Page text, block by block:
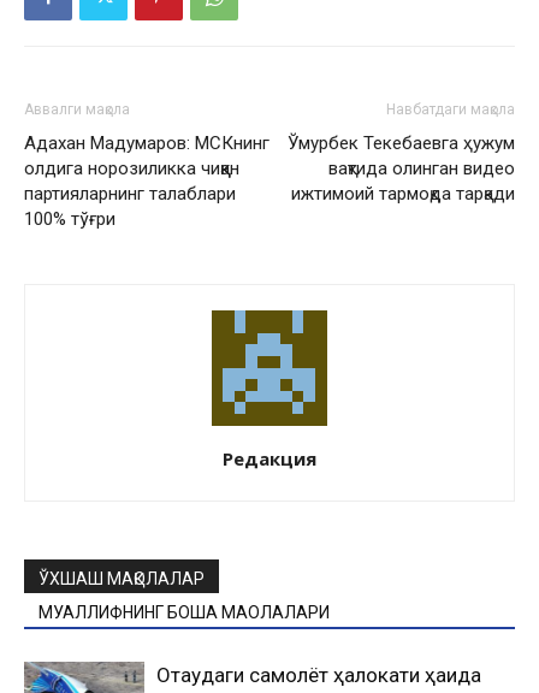
Аввалги мақола
Адахан Мадумаров: МСКнинг
олдига норозиликка чиққан
партияларнинг талаблари
100% тўғри
Навбатдаги мақола
Ўмурбек Текебаевга ҳужум
вақтида олинган видео
ижтимоий тармоқда тарқади
Редакция
ЎХШАШ МАҚОЛАЛАР
МУАЛЛИФНИНГ БОШҚА МАҚОЛАЛАРИ
Оқтаудаги самолёт ҳалокати ҳақида